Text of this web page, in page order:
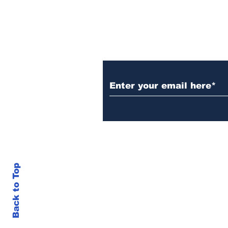
Back to Top